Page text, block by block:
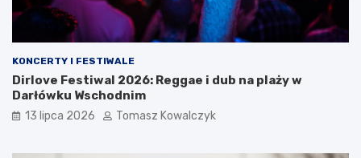
KONCERTY I FESTIWALE
Dirlove Festiwal 2026: Reggae i dub na plaży w
Darłówku Wschodnim
13 lipca 2026 Tomasz Kowalczyk